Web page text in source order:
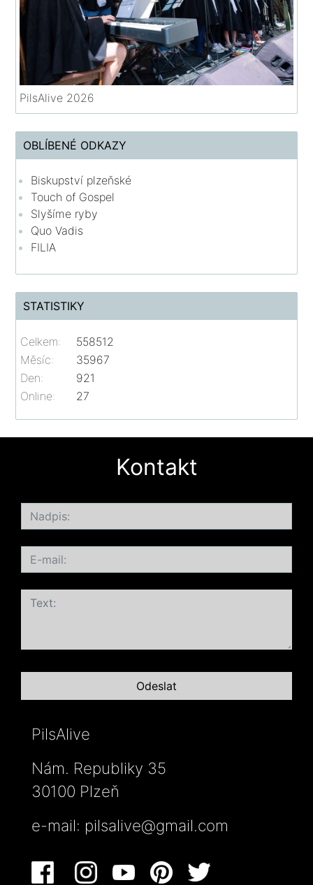
PilsAlive 2026
OBLÍBENÉ ODKAZY
Biskupství plzeňské
Touch of Gospel
Slyšíme ryby
Quo Vadis
FILIA
STATISTIKY
Online: 27
Celkem:
558512
Měsíc:
35967
Den:
921
Kontakt
PilsAlive
Nám. Republiky 35
30100 Plzeň
e-mail: pilsalive@gmail.com